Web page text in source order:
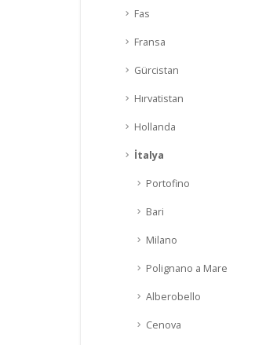
Fas
Fransa
Gürcistan
Hırvatistan
Hollanda
İtalya
Portofino
Bari
Milano
Polignano a Mare
Alberobello
Cenova